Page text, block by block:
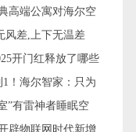
高端公寓对海尔空
风差,上下无温差
开门红释放了哪些
！海尔智家：只为
”有雷神者睡眠空
辟物联网时代新增